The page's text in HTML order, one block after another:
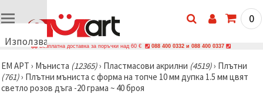
Използваме
🍪
Използваме
бисквитки
0
Безплатна доставка за поръчки над 60 € 088 400 0332 и 088 400 0337
ЕМ АРТ › Мъниста (12365)› Пластмасови акрилни (4519)› Плътни
(761)› Плътни мъниста с форма на топче 10 мм дупка 1.5 мм цвят
светло розов дъга -20 грама ~ 40 броя